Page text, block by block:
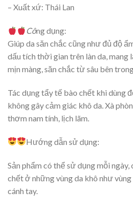
– Xuất xứ: Thái Lan
Công dụng:
Giúp da săn chắc cũng như đủ độ
dấu tích thời gian trên làn da, mang
mịn màng, săn chắc từ sâu bên
Tác dụng tẩy tế bào chết khi dùng
không gây cảm giác khô da. Xà
thơm nam tính, lịch lãm.
Hướng dẫn sử dụng:
Sản phẩm có thể sử dụng mỗi
chết ở những vùng da khô như
cánh tay.